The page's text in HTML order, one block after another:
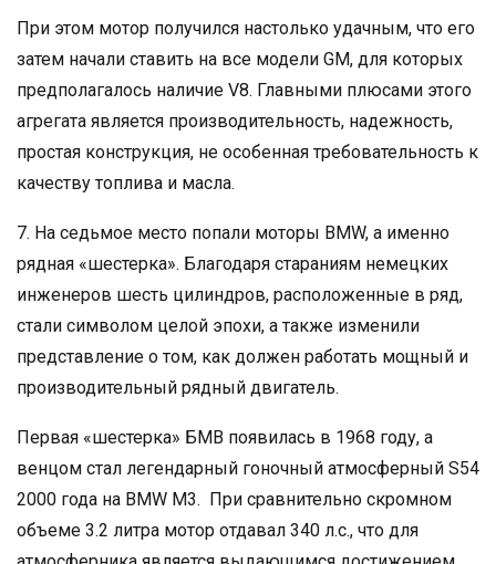
При этом мотор получился настолько удачным, что его
затем начали ставить на все модели GM, для которых
предполагалось наличие V8. Главными плюсами этого
агрегата является производительность, надежность,
простая конструкция, не особенная требовательность к
качеству топлива и масла.
7. На седьмое место попали моторы BMW, а именно
рядная «шестерка». Благодаря стараниям немецких
инженеров шесть цилиндров, расположенные в ряд,
стали символом целой эпохи, а также изменили
представление о том, как должен работать мощный и
производительный рядный двигатель.
Первая «шестерка» БМВ появилась в 1968 году, а
венцом стал легендарный гоночный атмосферный S54
2000 года на BMW М3. При сравнительно скромном
объеме 3.2 литра мотор отдавал 340 л.с., что для